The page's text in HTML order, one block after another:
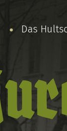
Das